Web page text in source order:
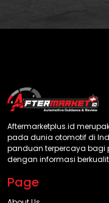
Aftermarketplus.id
pada dunia otomotif di
panduan terpercaya bagi
dengan informasi
Page